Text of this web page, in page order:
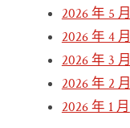
2026 年 5 月
2026 年 4 月
2026 年 3 月
2026 年 2 月
2026 年 1 月